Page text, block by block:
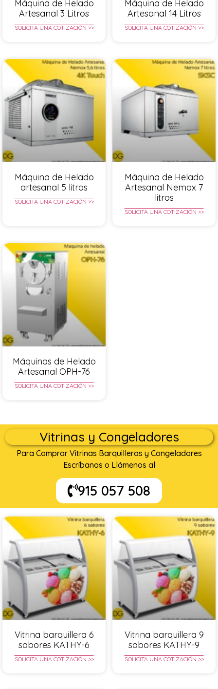
Máquina de Helado
Artesanal 3 Litros
SOLICITA UNA COTIZACIÓN >>
Máquina de Helado
Artesanal 14 Litros
SOLICITA UNA COTIZACIÓN >>
Máquina de Helado
artesanal 5 litros
SOLICITA UNA COTIZACIÓN >>
Máquina de Helado
Artesanal Nemox 7
litros
SOLICITA UNA COTIZACIÓN >>
Máquinas de Helado
Artesanal OPH-76
SOLICITA UNA COTIZACIÓN >>
Vitrinas y Congeladores
Para Comprar Vitrinas Barquilleras y Congeladores
Escríbanos o Llámenos al
915 057 508
Vitrina barquillera 6
sabores KATHY-6
SOLICITA UNA COTIZACIÓN >>
Vitrina barquillera 9
sabores KATHY-9
SOLICITA UNA COTIZACIÓN >>